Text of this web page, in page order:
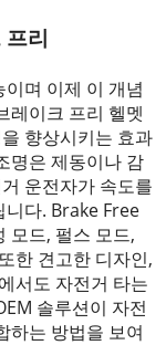
리
며 이제 이 개념
레이크 프리 헬멧
향상시키는 효과
명은 제동이나 감
운전자가 속도를
니다. Brake Free
모드, 펄스 모드,
한 견고한 디자인,
서도 자전거 타는
솔루션이 자전
하는 방법을 보여